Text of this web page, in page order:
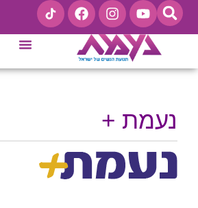
נעמת +